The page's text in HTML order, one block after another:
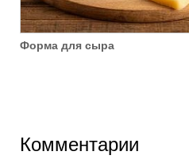
Форма для сыра
Комментарии